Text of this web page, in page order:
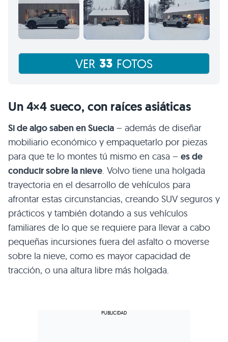
VER 33 FOTOS
Un 4×4 sueco, con raíces asiáticas
Si de algo saben en Suecia – además de diseñar
mobiliario económico y empaquetarlo por piezas
para que te lo montes tú mismo en casa – es de
conducir sobre la nieve. Volvo tiene una holgada
trayectoria en el desarrollo de vehículos para
afrontar estas circunstancias, creando SUV seguros y
prácticos y también dotando a sus vehículos
familiares de lo que se requiere para llevar a cabo
pequeñas incursiones fuera del asfalto o moverse
sobre la nieve, como es mayor capacidad de
tracción, o una altura libre más holgada.